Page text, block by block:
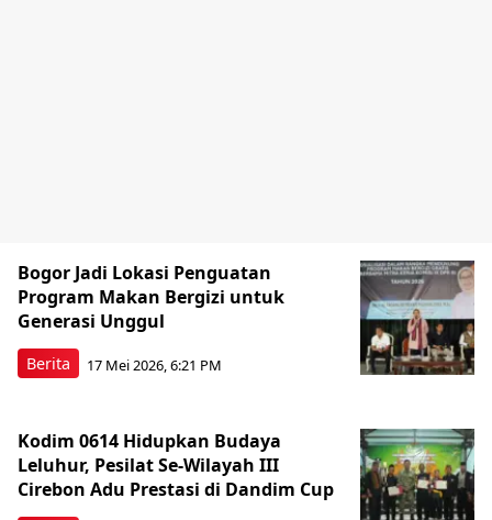
Berita
Bogor Jadi Lokasi Penguatan
Program Makan Bergizi untuk
Generasi Unggul
17 Mei 2026, 6:21 PM
Kodim 0614 Hidupkan Budaya
Leluhur, Pesilat Se-Wilayah III
Cirebon Adu Prestasi di Dandim Cup